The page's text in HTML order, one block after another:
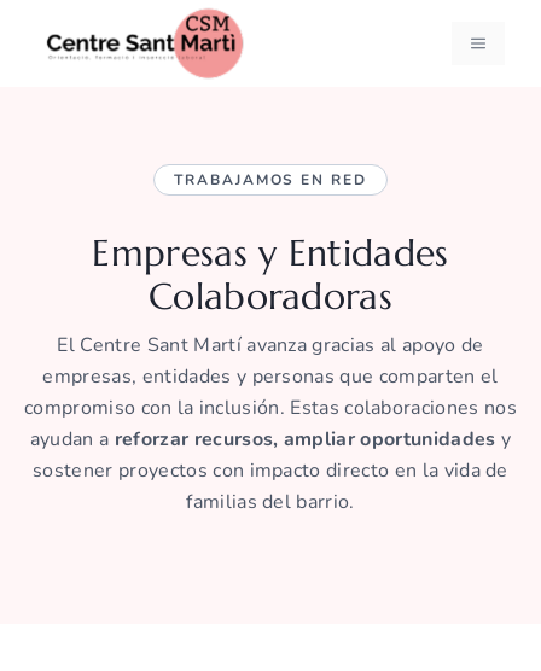
MENÚ
TRABAJAMOS EN RED
Empresas y Entidades
Colaboradoras
El Centre Sant Martí avanza gracias al apoyo de
empresas, entidades y personas que comparten el
compromiso con la inclusión. Estas colaboraciones nos
ayudan a reforzar recursos, ampliar oportunidades y
sostener proyectos con impacto directo en la vida de
familias del barrio.